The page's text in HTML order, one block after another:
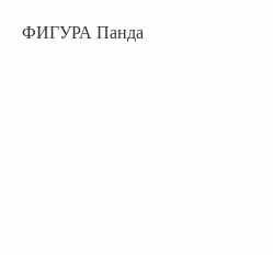
ФИГУРА Панда